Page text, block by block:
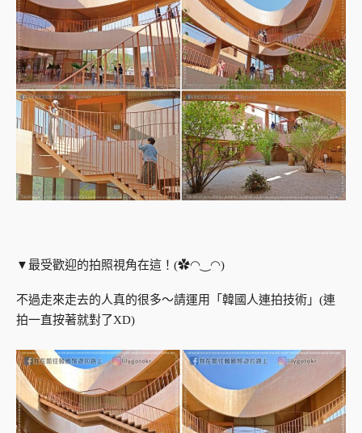
▼最受歡迎的拍照視角在這！(✿◠‿◠)
不過走來走去的人真的很多～請運用「韓國人連拍技術」(連
拍一直按著就對了XD)